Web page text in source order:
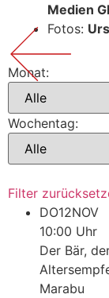
Medien
Fotos:
Monat:
Wochentag:
Filter
DO12NOV
10:00 Uhr
Der Bär,
Marabu